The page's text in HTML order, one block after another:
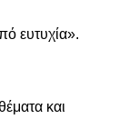
ευτυχία».
και